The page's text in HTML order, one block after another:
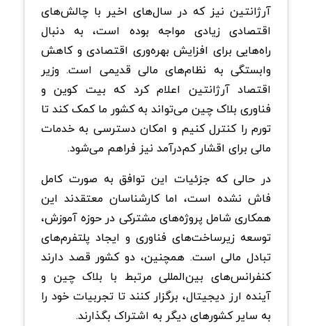
آرژانتین نیز که در سال‌های اخیر با چالش‌های
اقتصادی زیادی مواجه بوده است، به دنبال
راه‌هایی برای افزایش بهره‌وری اقتصادی و کاهش
وابستگی به نظام‌های مالی قدیمی است. وزیر
اقتصاد آرژانتین اعلام کرد که بیت کوین و
فناوری بلاک چین می‌تواند به کشور ما کمک کند تا
تورم را کنترل کنیم و امکان دسترسی به خدمات
مالی برای اقشار کم‌درآمد نیز فراهم می‌شود.
در حالی که جزئیات این توافق به صورت کامل
فاش نشده است، اما کارشناسان معتقدند این
همکاری شامل پروژه‌های مشترکی در حوزه آموزش،
توسعه زیرساخت‌های فناوری و ایجاد پلتفرم‌های
تبادل مالی است. همچنین، دو کشور قصد دارند
کنفرانس‌های بین‌المللی مرتبط با بلاک چین و
آینده ارز دیجیتال، برگزار کنند تا تجربیات خود را
به سایر کشورهای دیگر به اشتراک بگذارند.